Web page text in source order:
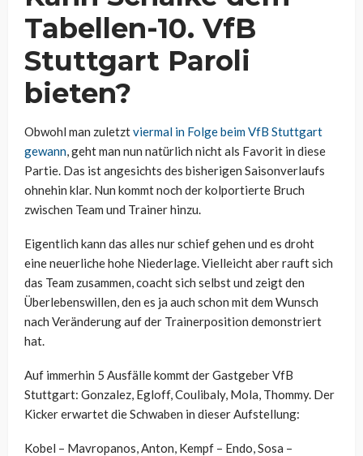
Tabellen-10. VfB
Stuttgart Paroli
bieten?
Obwohl man zuletztviermal in Folge beim VfB Stuttgart
gewann, geht man nun natürlich nicht als Favorit in diese
Partie. Das ist angesichts des bisherigen Saisonverlaufs
ohnehin klar. Nun kommt noch der kolportierte Bruch
zwischen Team und Trainer hinzu.
Eigentlich kann das alles nur schief gehen und es droht
eine neuerliche hohe Niederlage. Vielleicht aber rauft sich
das Team zusammen, coacht sich selbst und zeigt den
Überlebenswillen, den es ja auch schon mit dem Wunsch
nach Veränderung auf der Trainerposition demonstriert
hat.
Auf immerhin 5 Ausfälle kommt der Gastgeber VfB
Stuttgart: Gonzalez, Egloff, Coulibaly, Mola, Thommy. Der
Kicker erwartet die Schwaben in dieser Aufstellung:
Kobel – Mavropanos, Anton, Kempf – Endo, Sosa –